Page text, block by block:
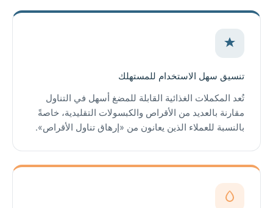
تنسيق سهل الاستخدام للمستهلك
تُعد المكملات الغذائية القابلة للمضغ أسهل في التناول
مقارنة بالعديد من الأقراص والكبسولات التقليدية، خاصةً
بالنسبة للعملاء الذين يعانون من «إرهاق تناول الأقراص».